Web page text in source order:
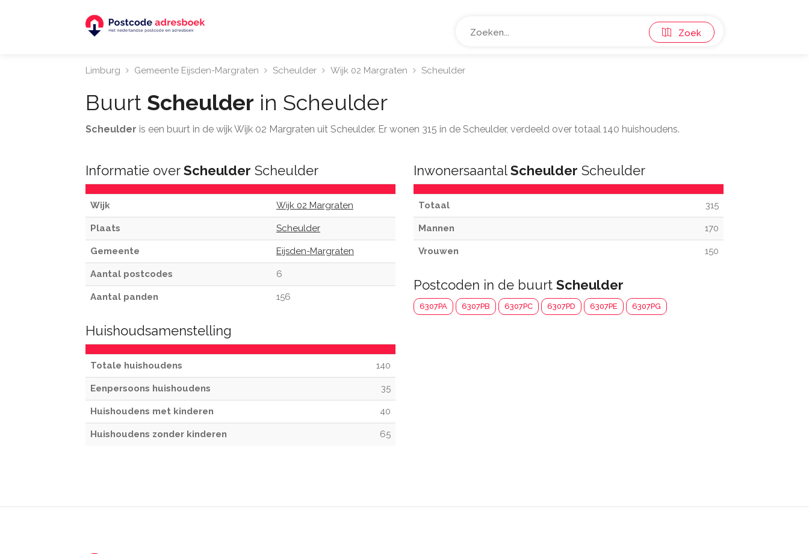
Zoek
Limburg Gemeente Eijsden-Margraten Scheulder Wijk 02 Margraten Scheulder
Buurt Scheulder in Scheulder
Scheulder is een buurt in de wijk Wijk 02 Margraten uit Scheulder. Er wonen 315 in de Scheulder, verdeeld over totaal 140 huishoudens.
Informatie overScheulder Scheulder
Wijk Wijk 02 Margraten
Plaats Scheulder
Gemeente Eijsden-Margraten
Aantal postcodes 6
Aantal panden 156
Huishoudsamenstelling
Totale huishoudens 140
Eenpersoons huishoudens 35
Huishoudens met kinderen 40
Huishoudens zonder kinderen 65
InwonersaantalScheulder Scheulder
Totaal 315
Mannen 170
Vrouwen 150
Postcoden in de buurt Scheulder
6307PA 6307PB 6307PC 6307PD 6307PE 6307PG